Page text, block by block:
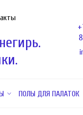
ПОЛЫ ДЛЯ ПАЛАТОК